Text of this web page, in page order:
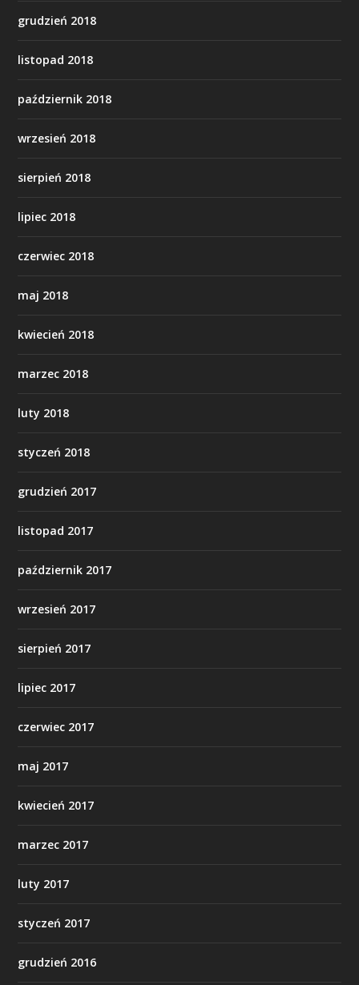
grudzień 2018
listopad 2018
październik 2018
wrzesień 2018
sierpień 2018
lipiec 2018
czerwiec 2018
maj 2018
kwiecień 2018
marzec 2018
luty 2018
styczeń 2018
grudzień 2017
listopad 2017
październik 2017
wrzesień 2017
sierpień 2017
lipiec 2017
czerwiec 2017
maj 2017
kwiecień 2017
marzec 2017
luty 2017
styczeń 2017
grudzień 2016